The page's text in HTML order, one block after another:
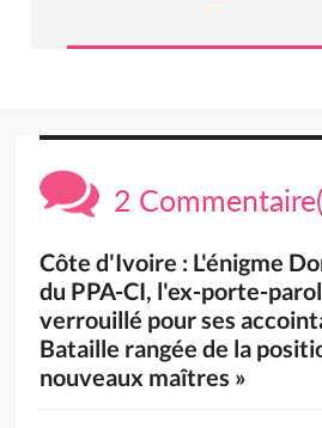
2
Côte d'Ivoire : L'énigme
du PPA-CI, l'ex-porte-
verrouillé pour ses
Bataille rangée de la
nouveaux maîtres »